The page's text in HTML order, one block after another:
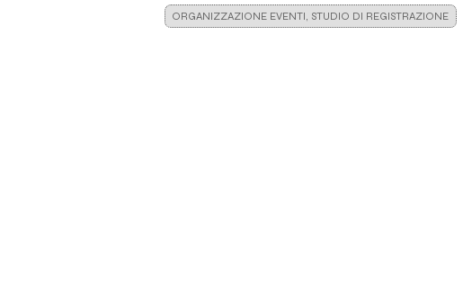
ORGANIZZAZIONE EVENTI, STUDIO DI REGISTRAZIONE